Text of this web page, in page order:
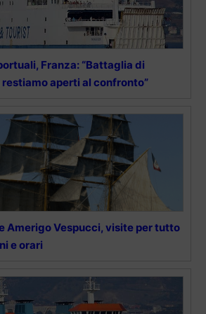
Franza: “Battaglia di
aperti al confronto”
Amerigo Vespucci, visite per tutto
e orari